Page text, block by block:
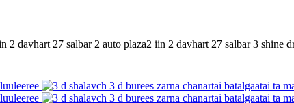
2 davhart 27 salbar 2 auto plaza2 iin 2 davhart 27 salbar 3 shine